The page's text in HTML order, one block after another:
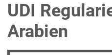
UDI
Arabien